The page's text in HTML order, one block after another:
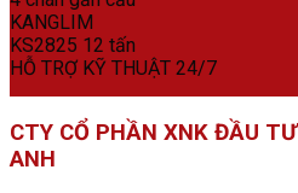
HỖ TRỢ KỸ THUẬT 24/7
CTY CỔ PHẦN XNK ĐẦU
ANH